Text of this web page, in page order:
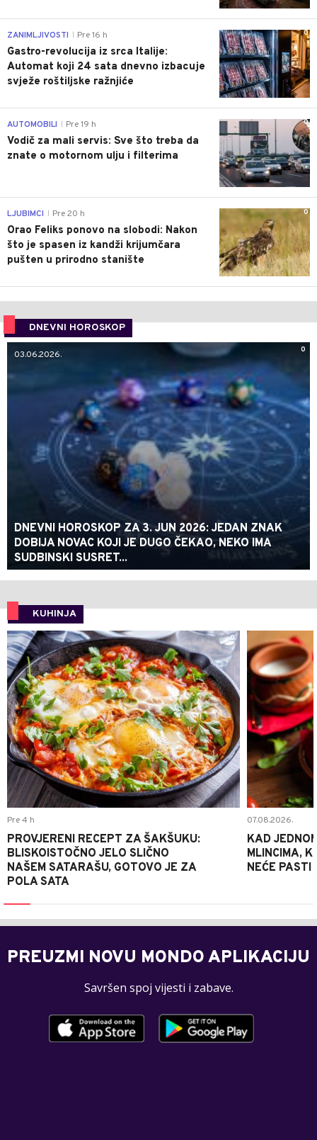
0
ZANIMLJIVOSTI Pre 16 h
Gastro-revolucija iz srca Italije:
Automat koji 24 sata dnevno izbacuje
svježe roštiljske ražnjiće
0
AUTOMOBILI Pre 19 h
Vodič za mali servis: Sve što treba da
znate o motornom ulju i filterima
0
LJUBIMCI Pre 20 h
Orao Feliks ponovo na slobodi: Nakon
što je spasen iz kandži krijumčara
pušten u prirodno stanište
DNEVNI HOROSKOP
0
03.06.2026.
DNEVNI HOROSKOP ZA 3. JUN 2026: JEDAN ZNAK
DOBIJA NOVAC KOJI JE DUGO ČEKAO, NEKO IMA
SUDBINSKI SUSRET...
KUHINJA
0
Pre 4 h
PROVJERENI RECEPT ZA ŠAKŠUKU:
BLISKOISTOČNO JELO SLIČNO
NAŠEM SATARAŠU, GOTOVO JE ZA
POLA SATA
07.08.2026.
KAD
MLINCIMA,
NEĆE PASTI
PREUZMI NOVU MONDO APLIKACIJU
Savršen spoj vijesti i zabave.